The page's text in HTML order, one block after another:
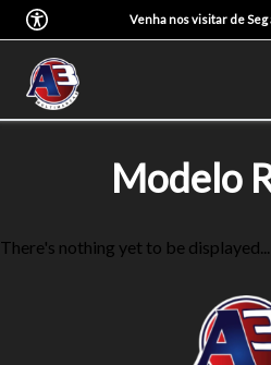
Venha nos visitar de Seg
Modelo
There's nothing yet to be displayed...